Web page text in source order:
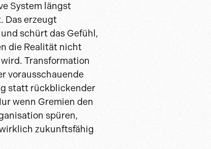
System längst
Das erzeugt
schürt das Gefühl,
die Realität nicht
Transformation
vorausschauende
statt rückblickender
wenn Gremien den
spüren,
zukunftsfähig